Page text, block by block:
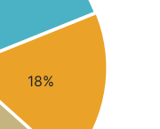
18%